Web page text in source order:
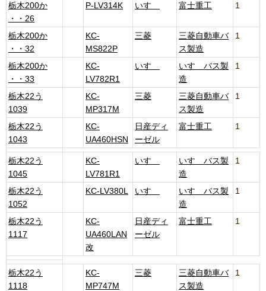
栃木200か
・・26
P-LV314K いすゞ 富士重工 1
栃木200か
・・32
KC-
MS822P
三菱
三菱自動車バ
ス製造
1
栃木200か
・・33
KC-
LV782R1
いすゞ
いすゞバス製
造
1
栃木22う
1039
KC-
MP317M
三菱
三菱自動車バ
ス製造
1
栃木22う
1043
KC-
UA460HSN
日産ディ
ーゼル
富士重工 1
栃木22う
1045
KC-
LV781R1
いすゞ
いすゞバス製
造
1
栃木22う
1052
KC-LV380L いすゞ
いすゞバス製
造
1
栃木22う
1117
KC-
UA460LAN
改
日産ディ
ーゼル
富士重工 1
栃木22う
1118
KC-
MP747M
三菱
三菱自動車バ
ス製造
1